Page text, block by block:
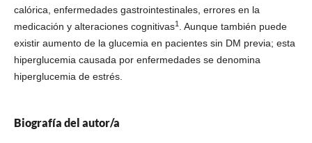
calórica, enfermedades gastrointestinales, errores en la
medicación y alteraciones cognitivas1. Aunque también puede
existir aumento de la glucemia en pacientes sin DM previa; esta
hiperglucemia causada por enfermedades se denomina
hiperglucemia de estrés.
Biografía del autor/a